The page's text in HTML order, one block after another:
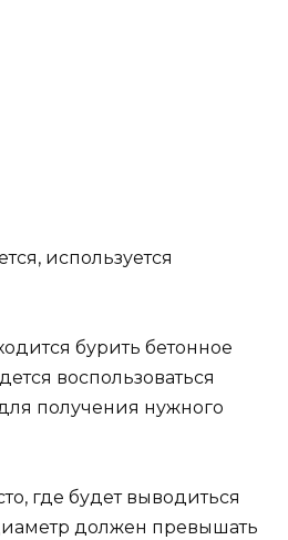
используется
бурить бетонное
воспользоваться
получения нужного
где будет выводиться
должен превышать